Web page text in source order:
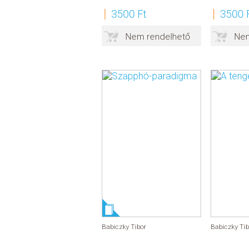
3500 Ft
Nem rendelhető
3500
Babiczky Tibor Babiczky